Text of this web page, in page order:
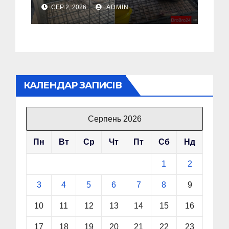
(Відео, Фото)
СЕР 2, 2026 ADMIN
КАЛЕНДАР ЗАПИСІВ
Серпень 2026
Пн Вт Ср Чт Пт Сб Нд
1 2
3 4 5 6 7 8 9
10 11 12 13 14 15 16
17 18 19 20 21 22 23